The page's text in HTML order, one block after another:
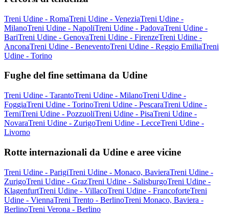
Treni Udine - RomaTreni Udine - VeneziaTreni Udine -
MilanoTreni Udine - NapoliTreni Udine - PadovaTreni Udine -
BariTreni Udine - GenovaTreni Udine - FirenzeTreni Udine -
AnconaTreni Udine - BeneventoTreni Udine - Reggio EmiliaTreni
Udine - Torino
Fughe del fine settimana da Udine
Treni Udine - TarantoTreni Udine - MilanoTreni Udine -
FoggiaTreni Udine - TorinoTreni Udine - PescaraTreni Udine -
TerniTreni Udine - PozzuoliTreni Udine - PisaTreni Udine -
NovaraTreni Udine - ZurigoTreni Udine - LecceTreni Udine -
Livorno
Rotte internazionali da Udine e aree vicine
Treni Udine - ParigiTreni Udine - Monaco, BavieraTreni Udine -
ZurigoTreni Udine - GrazTreni Udine - SalisburgoTreni Udine -
KlagenfurtTreni Udine - VillacoTreni Udine - FrancoforteTreni
Udine - ViennaTreni Trento - BerlinoTreni Monaco, Baviera -
BerlinoTreni Verona - Berlino